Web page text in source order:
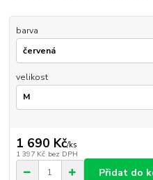
barva
velikost
1 690 Kč/ks
1 397 Kč bez DPH
Přidat do